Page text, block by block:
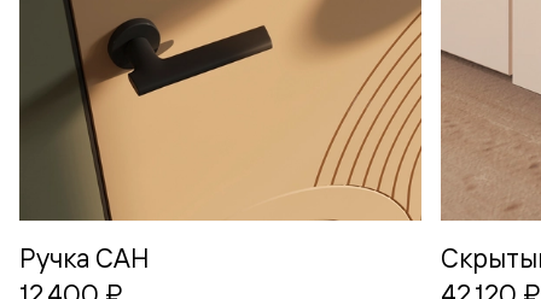
Ручка САН